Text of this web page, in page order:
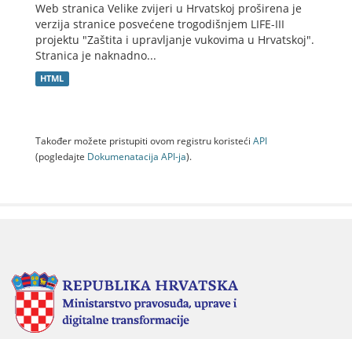
Web stranica Velike zvijeri u Hrvatskoj proširena je
verzija stranice posvećene trogodišnjem LIFE-III
projektu "Zaštita i upravljanje vukovima u Hrvatskoj".
Stranica je naknadno...
HTML
Također možete pristupiti ovom registru koristeći API
(pogledajte Dokumenаtаcijа API-jа).